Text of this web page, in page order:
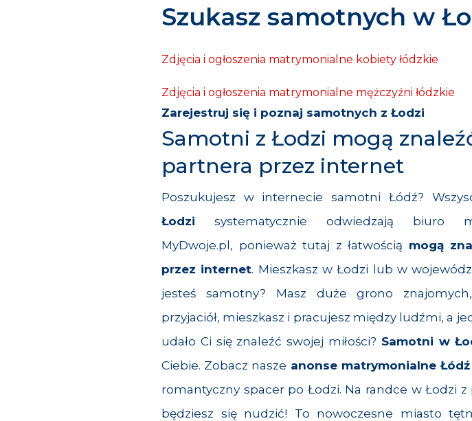
Szukasz samotnych w
Zdjęcia i ogłoszenia matrymonialne kobiety łódzkie
Zdjęcia i ogłoszenia matrymonialne mężczyźni łódzkie
Zarejestruj się i poznaj samotnych z Łodzi
Samotni z Łodzi mogą
partnera przez internet
Poszukujesz w internecie samotni Łódź?
Łodzi systematycznie odwiedzają biuro
MyDwoje.pl, ponieważ tutaj z łatwością mogą
przez internet. Mieszkasz w Łodzi lub w
jesteś samotny? Masz duże grono
przyjaciół, mieszkasz i pracujesz między ludźmi, a
udało Ci się znaleźć swojej miłości? Samotni w
Ciebie. Zobacz nasze anonse matrymonialne Łódź
romantyczny spacer po Łodzi. Na randce w Łodzi z
będziesz się nudzić! To nowoczesne miasto